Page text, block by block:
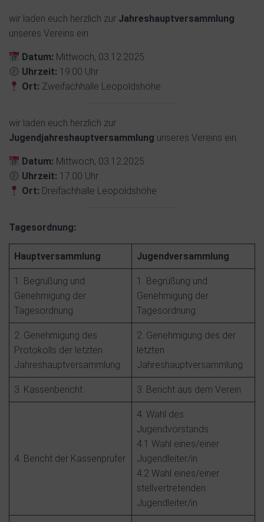
wir laden euch herzlich zur Jahreshauptversammlung
unseres Vereins ein:
Datum: Mittwoch, 03.12.2025
Uhrzeit: 19:00 Uhr
Ort: Zweifachhalle Leopoldshöhe
wir laden euch herzlich zur
Jugendjahreshauptversammlung unseres Vereins ein:
Datum: Mittwoch, 03.12.2025
Uhrzeit: 17:00 Uhr
Ort: Dreifachhalle Leopoldshöhe
Tagesordnung:
Hauptversammlung Jugendversammlung
1. Begrüßung und
Genehmigung der
Tagesordnung
1. Begrüßung und
Genehmigung der
Tagesordnung
2. Genehmigung des
Protokolls der letzten
Jahreshauptversammlung
2. Genehmigung des der
letzten
Jahreshauptversammlung
3. Kassenbericht 3. Bericht aus dem Verein
4. Bericht der Kassenprüfer
4. Wahl des
Jugendvorstands
4.1 Wahl eines/einer
Jugendleiter/in
4.2 Wahl eines/einer
stellvertretenden
Jugendleiter/in